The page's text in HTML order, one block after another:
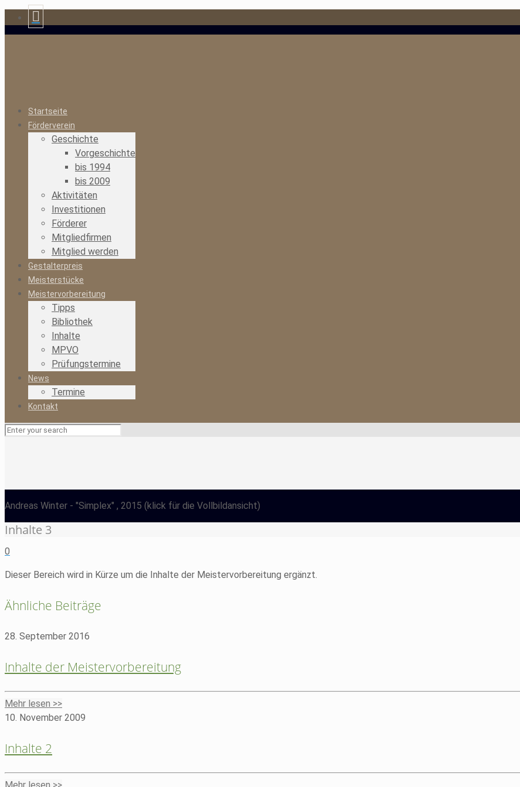
Startseite
Förderverein
Geschichte
Vorgeschichte
bis 1994
bis 2009
Aktivitäten
Investitionen
Förderer
Mitgliedfirmen
Mitglied werden
Gestalterpreis
Meisterstücke
Meistervorbereitung
Tipps
Bibliothek
Inhalte
MPVO
Prüfungstermine
News
Termine
Kontakt
Andreas Winter - "Simplex" , 2015 (klick für die Vollbildansicht)
Inhalte 3
0
Dieser Bereich wird in Kürze um die Inhalte der Meistervorbereitung ergänzt.
Ähnliche Beiträge
28. September 2016
Inhalte der Meistervorbereitung
Mehr lesen >>
10. November 2009
Inhalte 2